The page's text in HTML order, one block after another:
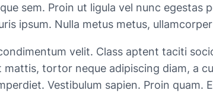
sem. Proin ut ligula vel nunc egestas
ipsum. Nulla metus metus,
velit. Class aptent taciti
tortor neque adipiscing diam, a
Vestibulum sapien. Proin quam.